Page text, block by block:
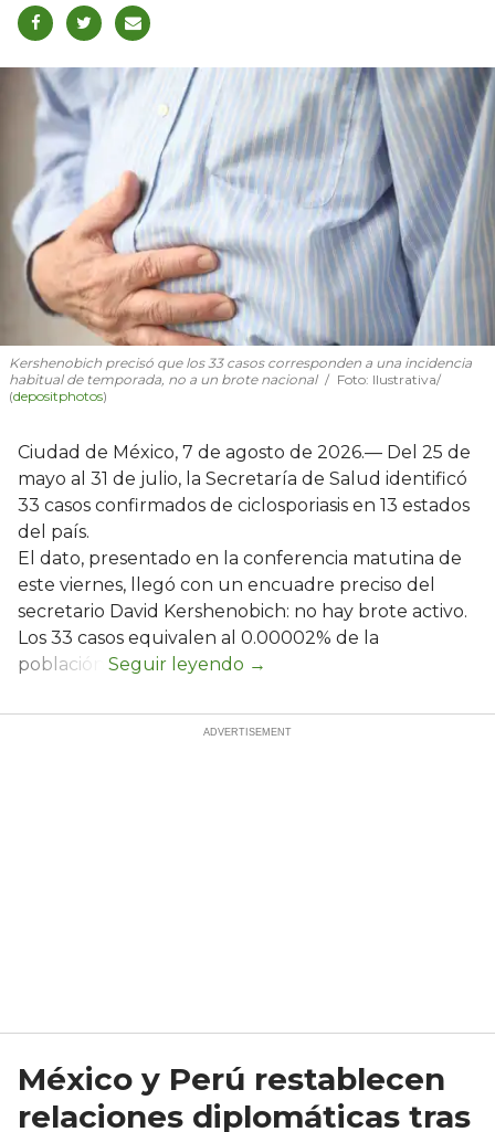
Kershenobich precisó que los 33 casos corresponden a una incidencia
habitual de temporada, no a un brote nacional
Foto: Ilustrativa/
(depositphotos)
Ciudad de México, 7 de agosto de 2026.— Del 25 de
mayo al 31 de julio, la Secretaría de Salud identificó
33 casos confirmados de ciclosporiasis en 13 estados
del país.
El dato, presentado en la conferencia matutina de
este viernes, llegó con un encuadre preciso del
secretario David Kershenobich: no hay brote activo.
Los 33 casos equivalen al 0.00002% de la
población.
México y Perú restablecen
relaciones diplomáticas tras